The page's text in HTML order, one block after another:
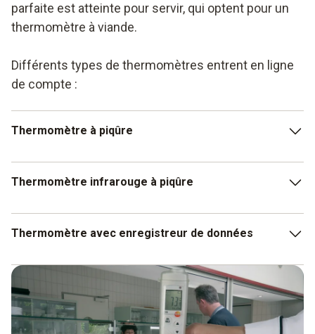
parfaite est atteinte pour servir, qui optent pour un
thermomètre à viande.
Différents types de thermomètres entrent en ligne
de compte :
Thermomètre à piqûre
où ils mesurent les températures à l'intérieur. Ils peuvent
Thermomètre infrarouge à piqûre
thermomètre à piquer dans un seul boîtier. Ces
température de surface et la température interne des
aliments.
Thermomètre avec enregistreur de données
Ce type est adapté à la surveillance permanente des
températures, l'enregistrement des données se fait
régulièrement.